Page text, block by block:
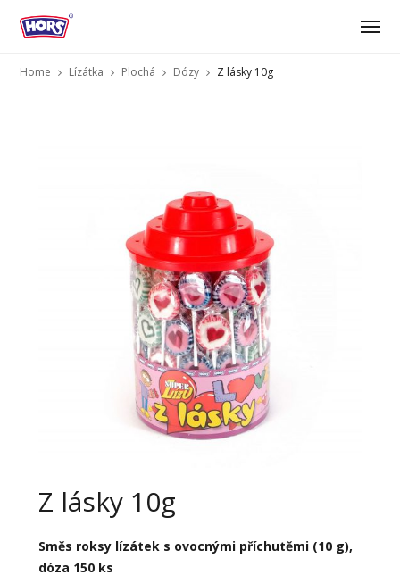
Home Lízátka Plochá Dózy Z lásky 10g
Z lásky 10g
Směs roksy lízátek s ovocnými příchutěmi (10 g),
dóza 150 ks